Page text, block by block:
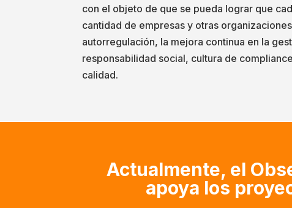
con el objeto de que se pueda lograr que
cantidad de empresas y otras
autorregulación, la mejora continua en la
responsabilidad social, cultura de
calidad.
Actualmente, el
apoya los